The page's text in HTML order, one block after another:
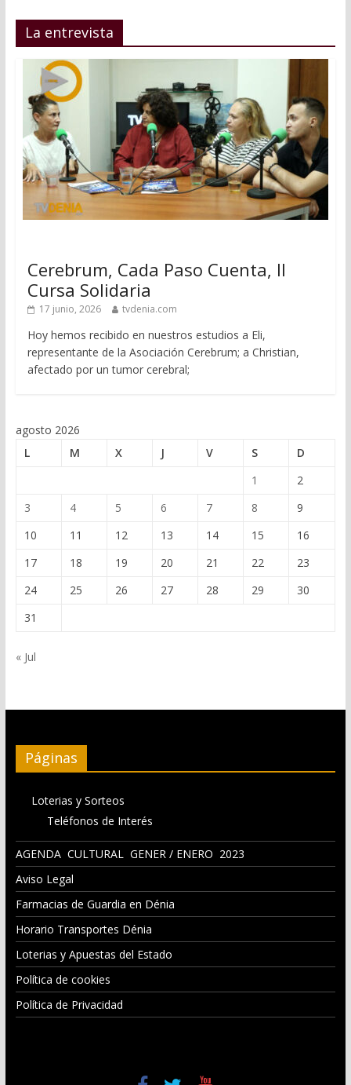
La entrevista
Cerebrum, Cada Paso Cuenta, II
Cursa Solidaria
17 junio, 2026 tvdenia.com
Hoy hemos recibido en nuestros estudios a Eli,
representante de la Asociación Cerebrum; a Christian,
afectado por un tumor cerebral;
agosto 2026
L
M X J V S
D
1
2
3
4 5 6 7 8
9
10
11 12 13 14 15
16
17
18 19 20 21 22
23
24
25 26 27 28 29
30
31
« Jul
Páginas
Loterias y Sorteos
Teléfonos de Interés
AGENDA CULTURAL GENER / ENERO 2023
Aviso Legal
Farmacias de Guardia en Dénia
Horario Transportes Dénia
Loterias y Apuestas del Estado
Política de cookies
Política de Privacidad